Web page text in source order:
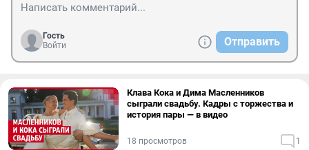
Гость
Войти
Отправить
Клава Кока и Дима Масленников
сыграли свадьбу. Кадры с торжества и
история пары — в видео
18 просмотров 1